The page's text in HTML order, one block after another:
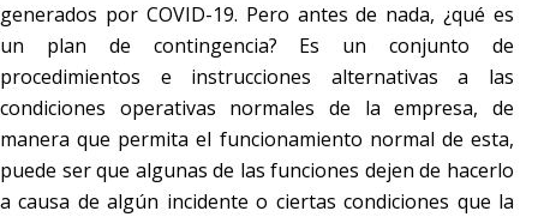
generados por COVID-19. Pero antes de nada, ¿qué es
un plan de contingencia? Es un conjunto de
procedimientos e instrucciones alternativas a las
condiciones operativas normales de la empresa, de
manera que permita el funcionamiento normal de esta,
puede ser que algunas de las funciones dejen de hacerlo
a causa de algún incidente o ciertas condiciones que la